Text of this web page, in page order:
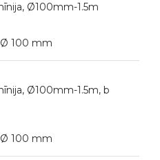
Ø100mm-1.5m
Ø 100 mm
Ø100mm-1.5m, b
Ø 100 mm